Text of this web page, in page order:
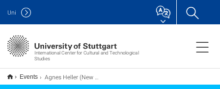
International Center for Cultural and Technological
Studies
Uni
Events Agnes Heller (New York/Budapest): Here is Rhodus, here you jump